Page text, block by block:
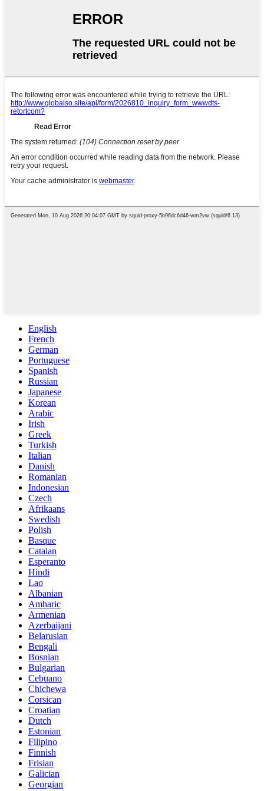
English
French
German
Portuguese
Spanish
Russian
Japanese
Korean
Arabic
Irish
Greek
Turkish
Italian
Danish
Romanian
Indonesian
Czech
Afrikaans
Swedish
Polish
Basque
Catalan
Esperanto
Hindi
Lao
Albanian
Amharic
Armenian
Azerbaijani
Belarusian
Bengali
Bosnian
Bulgarian
Cebuano
Chichewa
Corsican
Croatian
Dutch
Estonian
Filipino
Finnish
Frisian
Galician
Georgian